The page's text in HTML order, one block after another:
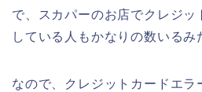
で、スカパーのお店でクレジッ
している人もかなりの数いるみ
なので、クレジットカードエラ